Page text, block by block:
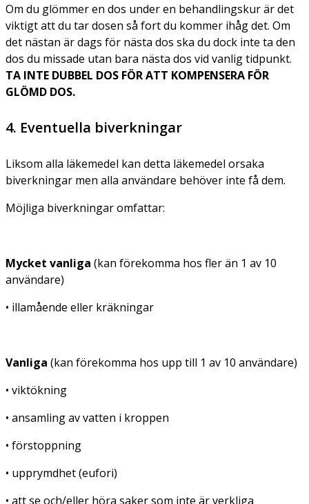
Om du glömmer en dos under en behandlingskur är det
viktigt att du tar dosen så fort du kommer ihåg det. Om
det nästan är dags för nästa dos ska du dock inte ta den
dos du missade utan bara nästa dos vid vanlig tidpunkt.
TA INTE DUBBEL DOS FÖR ATT KOMPENSERA FÖR
GLÖMD DOS.
4. Eventuella biverkningar
Liksom alla läkemedel kan detta läkemedel orsaka
biverkningar men alla användare behöver inte få dem.
Möjliga biverkningar omfattar:
Mycket vanliga (kan förekomma hos fler än 1 av 10
användare)
• illamående eller kräkningar
Vanliga (kan förekomma hos upp till 1 av 10 användare)
• viktökning
• ansamling av vatten i kroppen
• förstoppning
• upprymdhet (eufori)
• att se och/eller höra saker som inte är verkliga